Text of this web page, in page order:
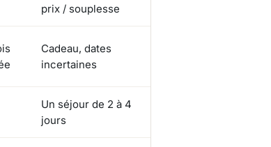
prix / souplesse
Cadeau, dates
incertaines
Un séjour de 2 à 4
jours